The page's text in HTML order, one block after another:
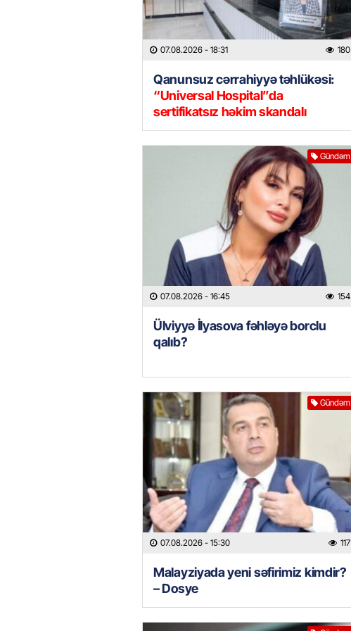
07.08.2026 - 18:31 180
Qanunsuz cərrahiyyə təhlükəsi:
“Universal Hospital”da
sertifikatsız həkim skandalı
Gündəm
07.08.2026 - 16:45 154
Ülviyyə İlyasova fəhləyə borclu
qalıb?
Gündəm
07.08.2026 - 15:30 117
Malayziyada yeni səfirimiz kimdir?
– Dosye